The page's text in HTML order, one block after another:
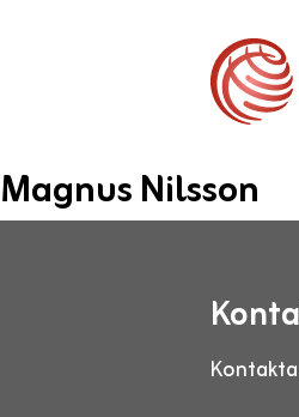
Magnus Nilsson